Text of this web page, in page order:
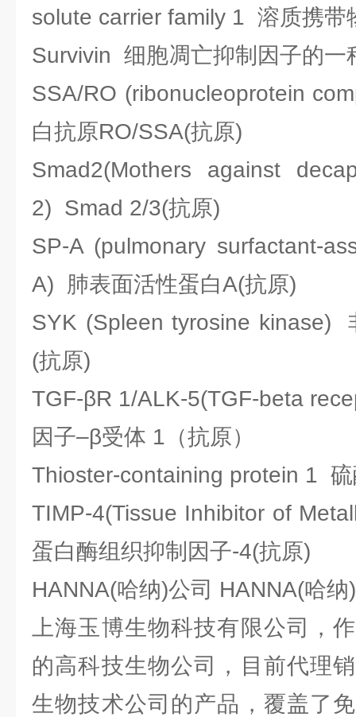
solute carrier family 1 溶质携带
Survivin 细胞凋亡抑制因子的一
SSA/RO (ribonucleoprotein
白抗原RO/SSA(抗原)
Smad2(Mothers against
2) Smad 2/3(抗原)
SP-A (pulmonary surfactant-
A) 肺表面活性蛋白A(抗原)
SYK (Spleen tyrosine kinase)
(抗原)
TGF-βR 1/ALK-5(TGF-beta
因子–β受体 1（抗原）
Thioster-containing protein 1
TIMP-4(Tissue Inhibitor of
蛋白酶组织抑制因子-4(抗原)
HANNA(哈纳)公司 HANNA(哈
上海玉博生物科技有限公司，
的高科技生物公司，目前代理
生物技术公司的产品，覆盖了